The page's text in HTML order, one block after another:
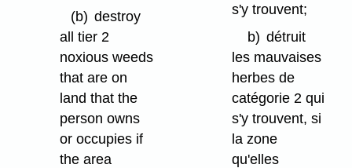
(b) destroy
all tier 2
noxious weeds
that are on
land that the
person owns
or occupies if
the area
s'y trouvent;
b) détruit
les mauvaises
herbes de
catégorie 2 qui
s'y trouvent, si
la zone
qu'elles